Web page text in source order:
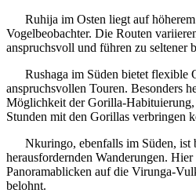
Ruhija im Osten liegt auf
Vogelbeobachter. Die Routen
anspruchsvoll und führen zu seltener
Rushaga im Süden bietet flexible
anspruchsvollen Touren. Besonders
Möglichkeit der Gorilla-
Stunden mit den Gorillas verbringen
Nkuringo, ebenfalls im Süden, ist
herausfordernden Wanderungen.
Panoramablicken auf die Virunga-
belohnt.